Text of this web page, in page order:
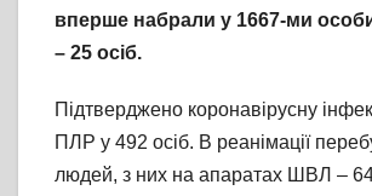
вперше набрали у 1667-ми
– 25 осіб.
Підтверджено коронавірусну
ПЛР у 492 осіб. В реанімації
людей, з них на апаратах ШВЛ –